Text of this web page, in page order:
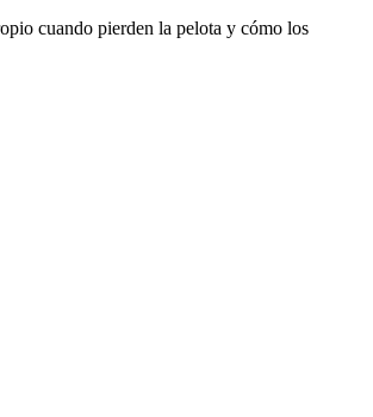
cuando pierden la pelota y cómo los